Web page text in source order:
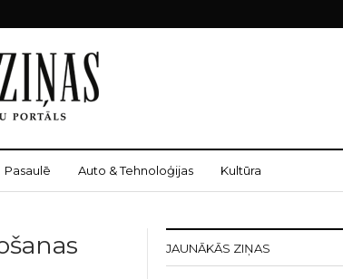
Pasaulē Auto & Tehnoloģijas Kultūra
JAUNĀKĀS ZIŅAS